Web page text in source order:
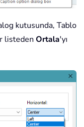
kutusunda, Tablo
listeden Ortala'yı